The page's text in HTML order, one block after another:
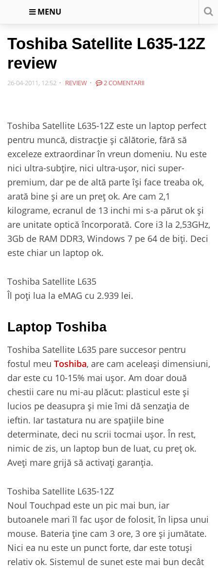
MENU
Toshiba Satellite L635-12Z
review
26-04-2011, 12:52 REVIEW 2 COMENTARII
Toshiba Satellite L635-12Z este un laptop perfect
pentru muncă, distracție și călătorie, fără să
exceleze extraordinar în vreun domeniu. Nu este
nici ultra-subțire, nici ultra-ușor, nici super-
premium, dar pe de altă parte își face treaba ok,
arată bine și are un preț ok. Are cam 2,1
kilograme, ecranul de 13 inchi mi s-a părut ok și
are unitate optică încorporată. Core i3 la 2,53GHz,
3Gb de RAM DDR3, Windows 7 pe 64 de biți. Deci
este chiar un laptop ok.
Toshiba Satellite L635
Îl poți lua la eMAG cu 2.939 lei.
Laptop Toshiba
Toshiba Satellite L635 pare succesor pentru
fostul meu Toshiba, are cam aceleași dimensiuni,
dar este cu 10-15% mai ușor. Am doar două
chestii care nu mi-au plăcut: plasticul este și
lucios pe deasupra și mie îmi dă senzația de
ieftin. Iar tastatura nu are spațiile bine
determinate, deci nu scrii tocmai ușor. În rest,
nimic de zis, un laptop bun de luat, cu preț ok.
Aveți mare grijă să activați garanția.
Toshiba Satellite L635-12Z
Noul Touchpad este un pic mai bun, iar
butoanele mari îl fac ușor de folosit, în lipsa unui
mouse. Bateria ține cam 3 ore, 3 ore și jumătate.
Nici ea nu este un punct forte, dar este totuși
relativ ok. Sistemul de sunet este mai bun decât